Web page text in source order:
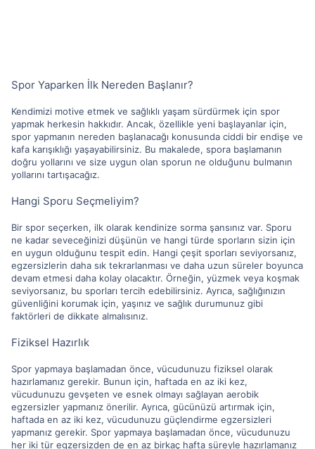
Spor Yaparken İlk Nereden Başlanır?
Kendimizi motive etmek ve sağlıklı yaşam sürdürmek için spor
yapmak herkesin hakkıdır. Ancak, özellikle yeni başlayanlar için,
spor yapmanın nereden başlanacağı konusunda ciddi bir endişe ve
kafa karışıklığı yaşayabilirsiniz. Bu makalede, spora başlamanın
doğru yollarını ve size uygun olan sporun ne olduğunu bulmanın
yollarını tartışacağız.
Hangi Sporu Seçmeliyim?
Bir spor seçerken, ilk olarak kendinize sorma şansınız var. Sporu
ne kadar seveceğinizi düşünün ve hangi türde sporların sizin için
en uygun olduğunu tespit edin. Hangi çeşit sporları seviyorsanız,
egzersizlerin daha sık tekrarlanması ve daha uzun süreler boyunca
devam etmesi daha kolay olacaktır. Örneğin, yüzmek veya koşmak
seviyorsanız, bu sporları tercih edebilirsiniz. Ayrıca, sağlığınızın
güvenliğini korumak için, yaşınız ve sağlık durumunuz gibi
faktörleri de dikkate almalısınız.
Fiziksel Hazırlık
Spor yapmaya başlamadan önce, vücudunuzu fiziksel olarak
hazırlamanız gerekir. Bunun için, haftada en az iki kez,
vücudunuzu gevşeten ve esnek olmayı sağlayan aerobik
egzersizler yapmanız önerilir. Ayrıca, gücünüzü artırmak için,
haftada en az iki kez, vücudunuzu güçlendirme egzersizleri
yapmanız gerekir. Spor yapmaya başlamadan önce, vücudunuzu
her iki tür egzersizden de en az birkaç hafta süreyle hazırlamanız